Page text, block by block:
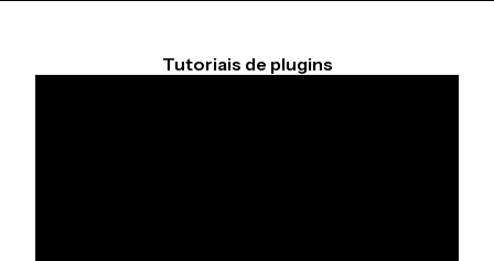
Tutoriais de plugins